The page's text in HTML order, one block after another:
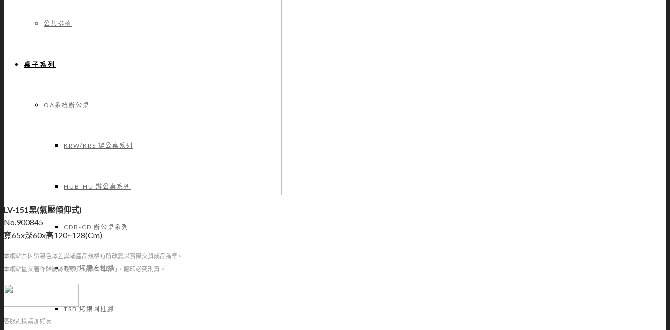
公共排椅
桌子系列
OA系統辦公桌
KRW/KRS 辦公桌系列
HUB-HU 辦公桌系列
CDB-CD 辦公桌系列
TSB 烤銀方柱腳
TSB 烤銀圓柱腳
LV-151黑(氣壓傾仰式)
No.900845
寬65x深60x高120~128(Cm)
本網站片因螢幕色澤差異或產品規格有所改變以實際交貨成品為準。
本網站圖文著作歸屬詠翊家具有限公司所有，翻印必究刑責。
客服詢問請加好友